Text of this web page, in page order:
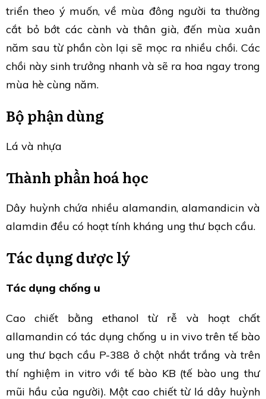
triển theo ý muốn, về mùa đông người ta thường
cắt bỏ bớt các cành và thân già, đến mùa xuân
năm sau từ phần còn lại sẽ mọc ra nhiều chồi. Các
chồi này sinh trưởng nhanh và sẽ ra hoa ngay trong
mùa hè cùng năm.
Bộ phận dùng
Lá và nhựa
Thành phần hoá học
Dây huỳnh chứa nhiều alamandin, alamandicin và
alamdin đều có hoạt tính kháng ung thư bạch cầu.
Tác dụng dược lý
Tác dụng chống u
Cao chiết bằng ethanol từ rễ và hoạt chất
allamandin có tác dụng chống u in vivo trên tế bào
ung thư bạch cầu P-388 ở chột nhắt trắng và trên
thí nghiệm in vitro với tế bào KB (tế bào ung thư
mũi hầu của người). Một cao chiết từ lá dây huỳnh